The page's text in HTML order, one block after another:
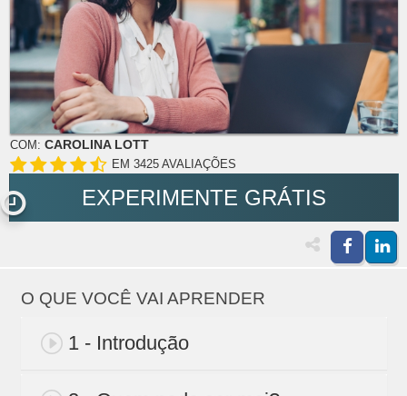
COM: CAROLINA LOTT
EM 3425 AVALIAÇÕES
EXPERIMENTE GRÁTIS
O QUE VOCÊ VAI APRENDER
1 - Introdução